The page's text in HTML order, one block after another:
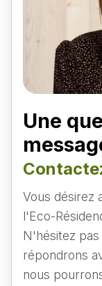
Une
Vous désirez
l'Eco-
N'hésitez
répondrons
nous